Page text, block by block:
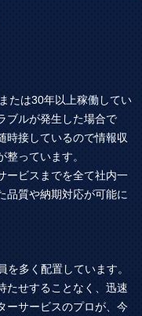
たは30年以上稼働してい
ブルが発生した場合で
時接しているので情報収
っています。
ービスまでを全て社内一
品質や納期対応が可能に
多く配置しています。
たせすることなく、迅速
ーサービスのプロが、今